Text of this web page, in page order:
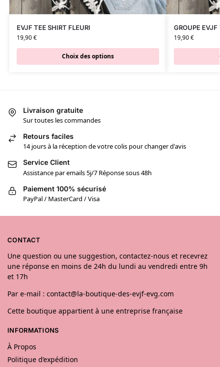
EVJF TEE SHIRT FLEURI
19,90€
Choix des options
GROUPE EVJF
19,90€
Livraison gratuite
Sur toutes les commandes
Retours faciles
14 jours à la réception de votre colis pour changer d'avis
Service Client
Assistance par emails 5j/7 Réponse sous 48h
Paiement 100% sécurisé
PayPal / MasterCard / Visa
CONTACT
Une question ou une suggestion, contactez-nous et recevrez
une réponse en moins de 24h du lundi au vendredi entre 9h
et 17h
Par e-mail : contact@la-boutique-des-evjf-evg.com
Cette boutique appartient à une entreprise française
INFORMATIONS
À Propos
Politique d’expédition